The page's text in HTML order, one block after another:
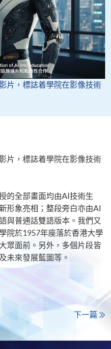
片，標誌着學院在影像技術
片，標誌着學院在影像技術
的全部畫面均由AI技術生
形象亮相；整段旁白亦由AI
與普通話雙語版本。我們又
院於1957年座落於香港大學
眾面前。另外，多個片段皆
未來發展藍圖等。​
下一篇